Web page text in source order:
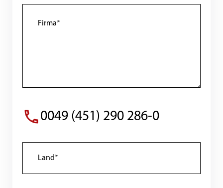
0049 (451) 290 286-0